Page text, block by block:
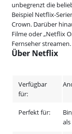
unbegrenzt die
Beispiel Netflix-
Crown. Darüber
Filme oder „Netflix
Fernseher streamen.
Über Netflix
Verfügbar
für:
Perfekt für: